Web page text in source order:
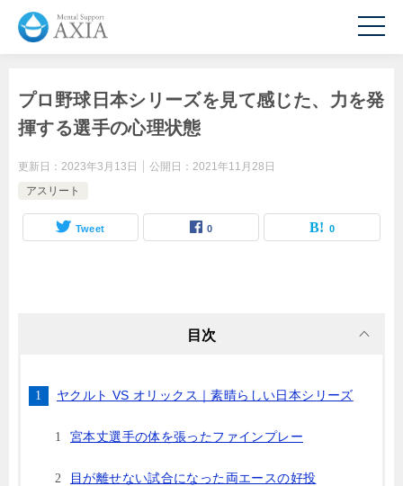
プロ野球日本シリーズを見て感じた、力を発
揮する選手の心理状態
更新日： 2023年3月13日 公開日： 2021年11月28日
アスリート
Tweet 0 0
目次
ヤクルト VS オリックス｜素晴らしい日本シリーズ
宮本丈選手の体を張ったファインプレー
目が離せない試合になった両エースの好投